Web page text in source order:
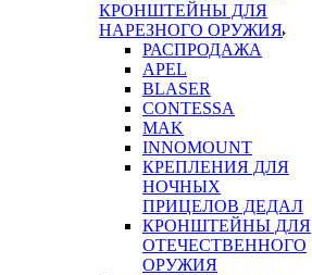
КРОНШТЕЙНЫ ДЛЯ
НАРЕЗНОГО ОРУЖИЯ
РАСПРОДАЖА
APEL
BLASER
CONTESSA
MAK
INNOMOUNT
КРЕПЛЕНИЯ ДЛЯ
НОЧНЫХ
ПРИЦЕЛОВ ДЕДАЛ
КРОНШТЕЙНЫ ДЛЯ
ОТЕЧЕСТВЕННОГО
ОРУЖИЯ